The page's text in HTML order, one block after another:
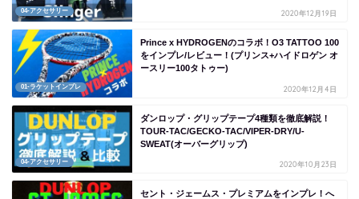
04-アクセサリー 2020年12月19日
01-ラケットインプレ
Prince x HYDROGENのコラボ！O3 TATTOO 100
をインプレ/レビュー！(プリンス+ハイドロゲン オ
ースリー100タトゥー)
2020年12月4日
04-アクセサリー
ダンロップ・グリップテープ4種類を徹底解説！
TOUR-TAC/GECKO-TAC/VIPER-DRY/U-
SWEAT(オーバーグリップ)
2020年10月23日
セント・ジェームス・プレミアムをインプレ！へ